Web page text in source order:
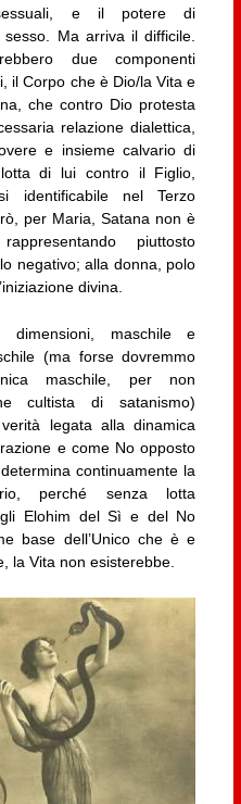
e il potere di
Ma arriva il difficile.
due componenti
il Corpo che è Dio/la Vita e
che contro Dio protesta
relazione dialettica,
e insieme calvario di
di lui contro il Figlio,
identificabile nel Terzo
per Maria, Satana non è
piuttosto
negativo; alla donna, polo
divina.
maschile e
(ma forse dovremmo
maschile, per non
cultista di satanismo)
legata alla dinamica
e come No opposto
continuamente la
perché senza lotta
Elohim del Sì e del No
base dell’Unico che è e
la Vita non esisterebbe.